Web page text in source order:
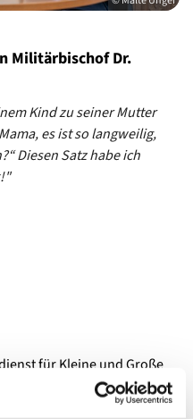
Militärbischof Dr.
Kind zu seiner Mutter
es ist so langweilig,
Diesen Satz habe ich
für Kleine und Große
und einer Prise Humor
der Kapelle in Grunewald